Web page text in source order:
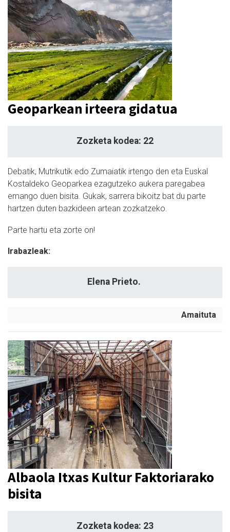
Geoparkean irteera gidatua
Zozketa kodea: 22
Debatik, Mutrikutik edo Zumaiatik irtengo den eta Euskal
Kostaldeko Geoparkea ezagutzeko aukera paregabea
emango duen bisita. Gukak, sarrera bikoitz bat du parte
hartzen duten bazkideen artean zozkatzeko.
Parte hartu eta zorte on!
Irabazleak:
Elena Prieto.
Amaituta
Albaola Itxas Kultur Faktoriarako
bisita
Zozketa kodea: 23